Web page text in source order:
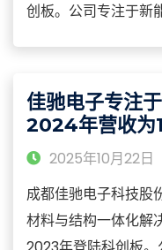
创板。公司专注于新
产品涵盖大功率直流
解槽测试平台及储能
佳驰电子专注
2024年营收为
2025年10月22日
成都佳驰电子科技股
材料与结构一体化解